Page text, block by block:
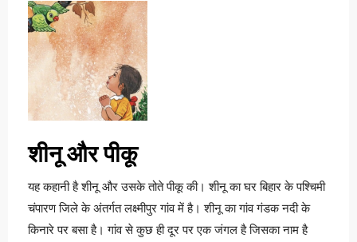
शीनू और पीकू
यह कहानी है शीनू और उसके तोते पीकू की। शीनू का घर बिहार के पश्चिमी
चंपारण जिले के अंतर्गत लक्ष्मीपुर गांव में है। शीनू का गांव गंडक नदी के
किनारे पर बसा है। गांव से कुछ ही दूर पर एक जंगल है जिसका नाम है